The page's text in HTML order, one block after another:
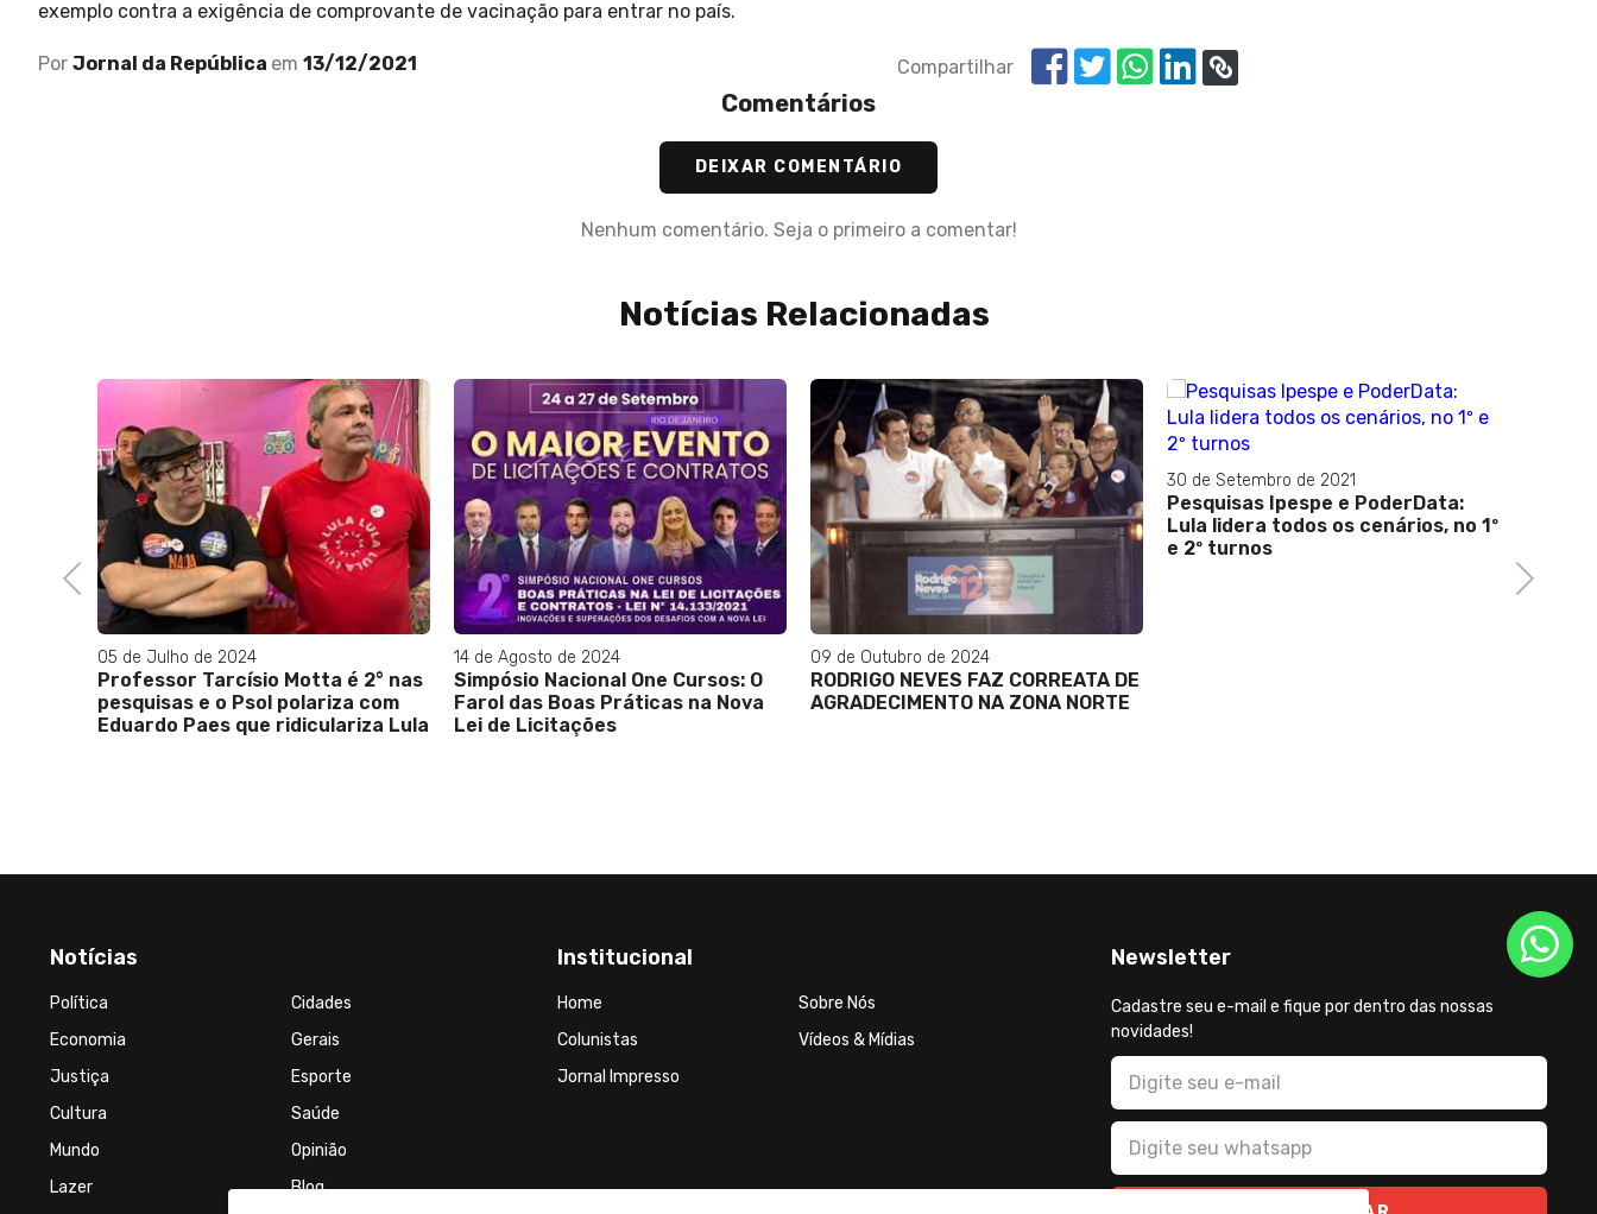
exemplo contra a exigência de comprovante de vacinação para entrar no país.
Por Jornal da República em 13/12/2021 Compartilhar
Comentários
DEIXAR COMENTÁRIO
Nenhum comentário. Seja o primeiro a comentar!
Notícias Relacionadas
Previous
05 de Julho de 2024
Professor Tarcísio Motta é 2° nas
pesquisas e o Psol polariza com
Eduardo Paes que ridiculariza Lula
14 de Agosto de 2024
Simpósio Nacional One Cursos: O
Farol das Boas Práticas na Nova
Lei de Licitações
09 de Outubro de 2024
RODRIGO NEVES FAZ CORREATA DE
AGRADECIMENTO NA ZONA NORTE
30 de Setembro de 2021
Pesquisas Ipespe e PoderData:
Lula lidera todos os cenários, no 1º
e 2º turnos
Next
Notícias
Política
Cidades
Economia
Gerais
Justiça
Esporte
Cultura
Saúde
Mundo
Opinião
Lazer
Blog
Institucional
Home
Sobre Nós
Colunistas
Vídeos & Mídias
Jornal Impresso
Newsletter
Cadastre seu e-mail e fique por dentro das nossas
novidades!